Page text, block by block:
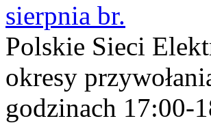
sierpnia br.
Polskie Sieci
okresy
godzinach 17:00-